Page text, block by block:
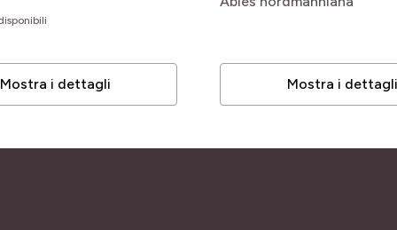
Mostra i dettagli Mostra i dettagli